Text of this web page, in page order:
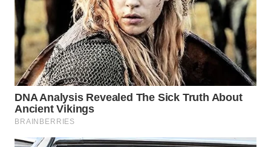
UTARA
WN
SAMOSIR
WN
PADANG
LAWAS
WN